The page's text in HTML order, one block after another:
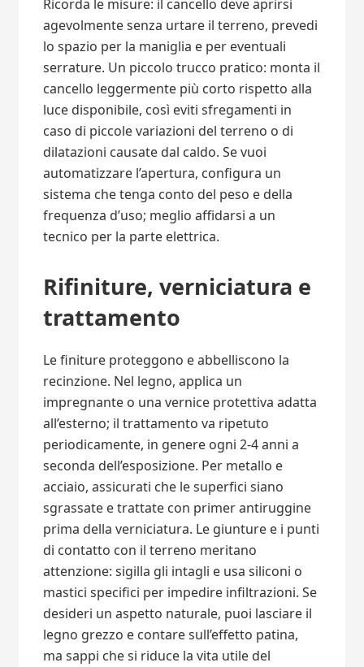
Ricorda le misure: il cancello deve aprirsi
agevolmente senza urtare il terreno, prevedi
lo spazio per la maniglia e per eventuali
serrature. Un piccolo trucco pratico: monta il
cancello leggermente più corto rispetto alla
luce disponibile, così eviti sfregamenti in
caso di piccole variazioni del terreno o di
dilatazioni causate dal caldo. Se vuoi
automatizzare l’apertura, configura un
sistema che tenga conto del peso e della
frequenza d’uso; meglio affidarsi a un
tecnico per la parte elettrica.
Rifiniture, verniciatura e
trattamento
Le finiture proteggono e abbelliscono la
recinzione. Nel legno, applica un
impregnante o una vernice protettiva adatta
all’esterno; il trattamento va ripetuto
periodicamente, in genere ogni 2-4 anni a
seconda dell’esposizione. Per metallo e
acciaio, assicurati che le superfici siano
sgrassate e trattate con primer antiruggine
prima della verniciatura. Le giunture e i punti
di contatto con il terreno meritano
attenzione: sigilla gli intagli e usa siliconi o
mastici specifici per impedire infiltrazioni. Se
desideri un aspetto naturale, puoi lasciare il
legno grezzo e contare sull’effetto patina,
ma sappi che si riduce la vita utile del